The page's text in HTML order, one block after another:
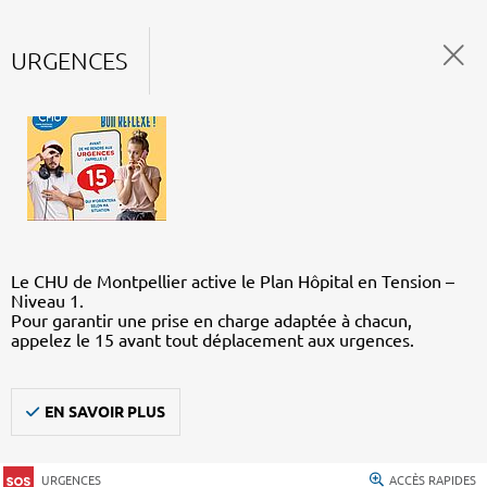
URGENCES
Le CHU de Montpellier active le Plan Hôpital en Tension –
Niveau 1.
Pour garantir une prise en charge adaptée à chacun,
appelez le 15 avant tout déplacement aux urgences.
EN SAVOIR PLUS
URGENCES ACCÈS RAPIDES